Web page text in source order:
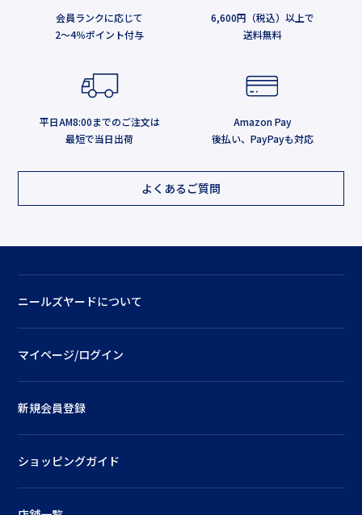
会員ランクに応じて
2～4％ポイント付与
6,600円（税込）以上で
送料無料
平日AM8:00までのご注文は
最短で当日出荷
Amazon Pay
後払い、PayPayも対応
よくあるご質問
ニールズヤードについて
マイページ/ログイン
新規会員登録
ショッピングガイド